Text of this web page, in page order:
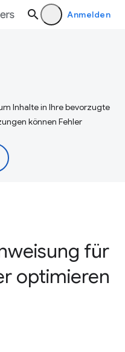
Anmelden
Inhalte in Ihre bevorzugte
können Fehler
für
optimieren